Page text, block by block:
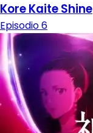
Kore Kaite Shine
Episodio 6